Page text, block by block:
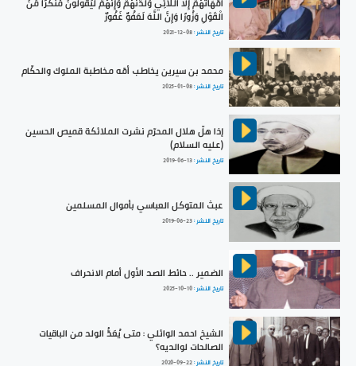
الْقَوْلِ وَزُورًا وَإِنَّ اللَّهَ لَعَفُوٌّ غَفُورٌ
تاريخ النشر :2021-12-08
محمد بن سيرين يخاطب أمّه مخاطبة الملوك والحكّام
تاريخ النشر :2025-01-08
إذا هلّ هلال المحرّم نشرت الملائكة قميص الحسين
(عليه السلام)
تاريخ النشر :2019-06-13
عبث المتوكل العباسي بأموال المسلمين
تاريخ النشر :2019-06-23
الضمير .. حائط الصد الأول أمام الانحراف
تاريخ النشر :2025-10-10
الشيخ احمد الوائلي : متى يُعَدُّ الولد من الباقيات
الصالحات لوالديه؟
تاريخ النشر :2020-09-22